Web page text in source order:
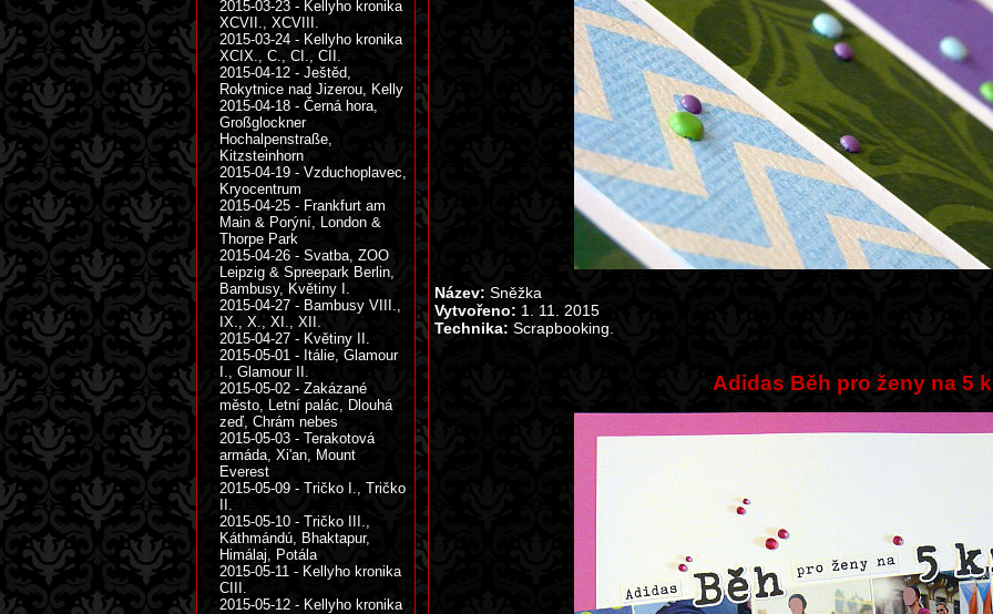
Název: Sněžka
Vytvořeno: 1. 11. 2015
Technika: Scrapbooking.
Adidas Běh pro ženy na 5
2015-03-23 - Kellyho kronika
XCVII., XCVIII.
2015-03-24 - Kellyho kronika
XCIX., C., CI., CII.
2015-04-12 - Ještěd,
Rokytnice nad Jizerou, Kelly
2015-04-18 - Černá hora,
Großglockner
Hochalpenstraße,
Kitzsteinhorn
2015-04-19 - Vzduchoplavec,
Kryocentrum
2015-04-25 - Frankfurt am
Main & Porýní, London &
Thorpe Park
2015-04-26 - Svatba, ZOO
Leipzig & Spreepark Berlin,
Bambusy, Květiny I.
2015-04-27 - Bambusy VIII.,
IX., X., XI., XII.
2015-04-27 - Květiny II.
2015-05-01 - Itálie, Glamour
I., Glamour II.
2015-05-02 - Zakázané
město, Letní palác, Dlouhá
zeď, Chrám nebes
2015-05-03 - Terakotová
armáda, Xi'an, Mount
Everest
2015-05-09 - Tričko I., Tričko
II.
2015-05-10 - Tričko III.,
Káthmándú, Bhaktapur,
Himálaj, Potála
2015-05-11 - Kellyho kronika
CIII.
2015-05-12 - Kellyho kronika